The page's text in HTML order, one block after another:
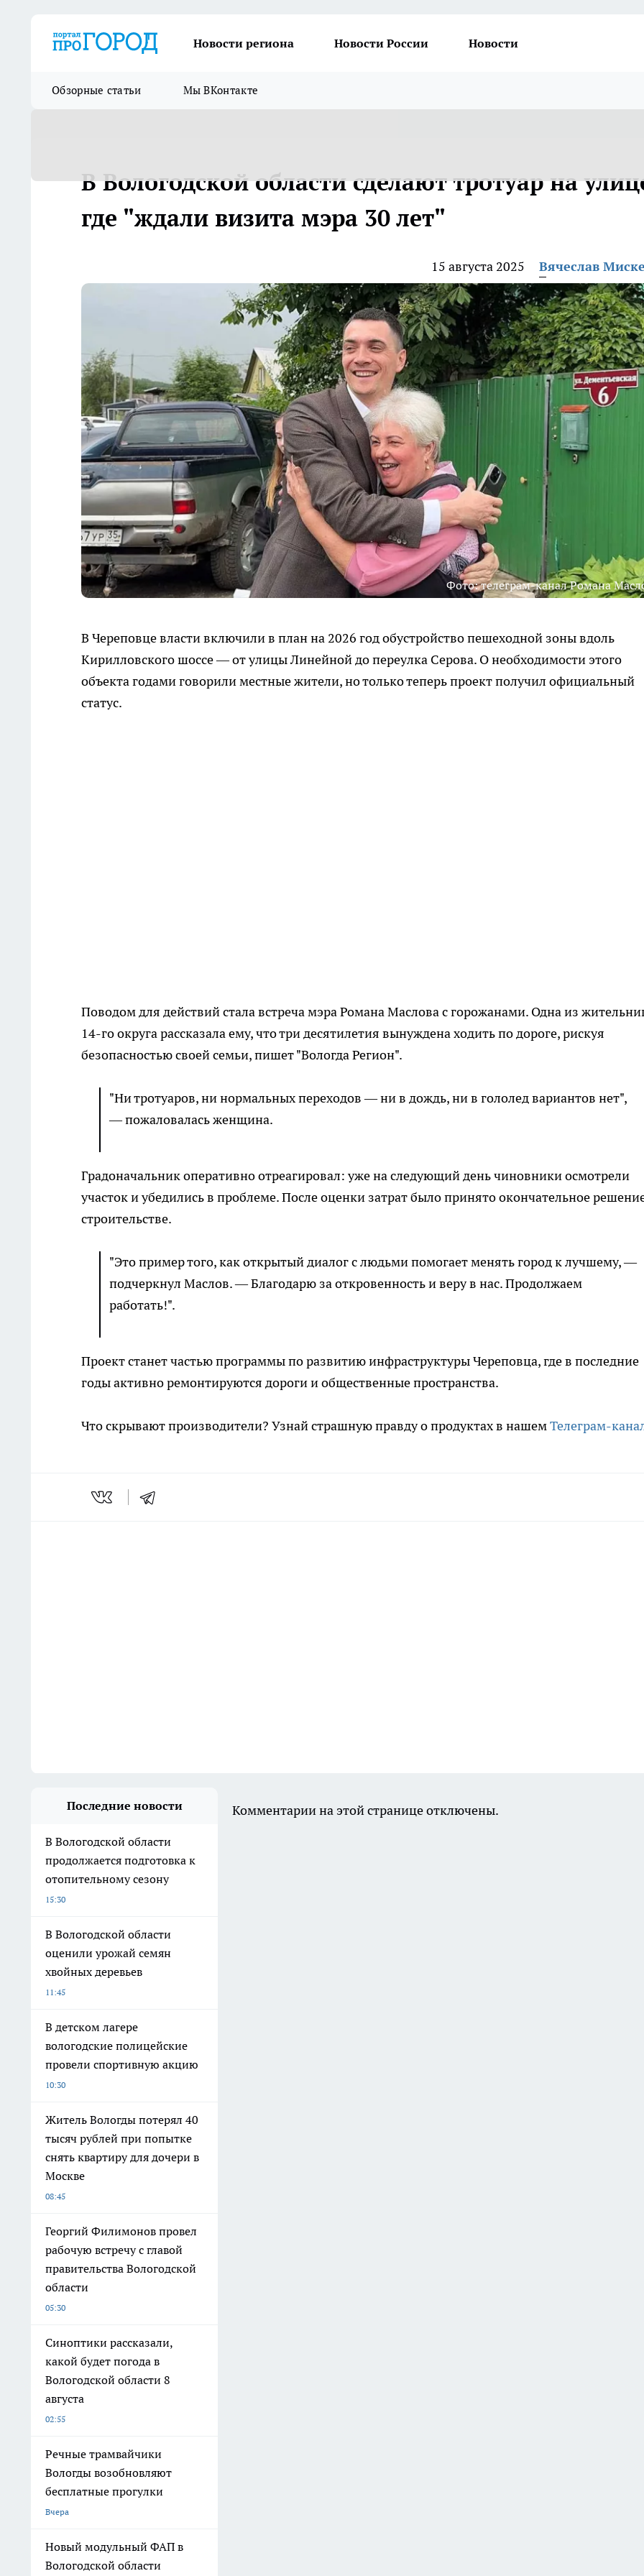
Новости региона Новости России Новости
Обзорные статьи Мы ВКонтакте
В Вологодской области сделают тротуар на
где "ждали визита мэра 30 лет"
15 августа 2025 Вячеслав
Фото: телеграм-канал Романа
В Череповце власти включили в план на 2026 год обустройство пешеходной зоны вдоль
Кирилловского шоссе — от улицы Линейной до переулка Серова. О необходимости этого
объекта годами говорили местные жители, но только теперь проект получил официальный
статус.
Поводом для действий стала встреча мэра Романа Маслова с горожанами. Одна из
14-го округа рассказала ему, что три десятилетия вынуждена ходить по дороге, рискуя
безопасностью своей семьи, пишет "Вологда Регион".
"Ни тротуаров, ни нормальных переходов — ни в дождь, ни в гололед вариантов нет",
— пожаловалась женщина.
Градоначальник оперативно отреагировал: уже на следующий день чиновники осмотрели
участок и убедились в проблеме. После оценки затрат было принято окончательное
строительстве.
"Это пример того, как открытый диалог с людьми помогает менять город к лучшему, —
подчеркнул Маслов. — Благодарю за откровенность и веру в нас. Продолжаем
работать!".
Проект станет частью программы по развитию инфраструктуры Череповца, где в последние
годы активно ремонтируются дороги и общественные пространства.
Что скрывают производители? Узнай страшную правду о продуктах в нашемТелеграм-
Последние новости
В Вологодской области
продолжается подготовка к
отопительному сезону
15:30
В Вологодской области
оценили урожай семян
хвойных деревьев
11:45
В детском лагере
вологодские полицейские
провели спортивную акцию
10:30
Житель Вологды потерял 40
тысяч рублей при попытке
снять квартиру для дочери в
Москве
08:45
Георгий Филимонов провел
рабочую встречу с главой
правительства Вологодской
области
05:30
Синоптики рассказали,
какой будет погода в
Вологодской области 8
августа
02:55
Речные трамвайчики
Вологды возобновляют
бесплатные прогулки
Вчера
Новый модульный ФАП в
Вологодской области
Комментарии на этой странице отключены.